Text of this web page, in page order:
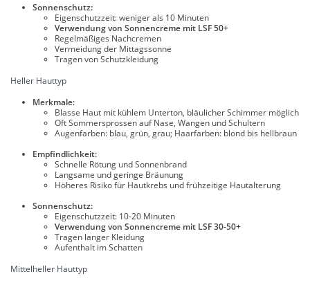
Sonnenschutz:
Eigenschutzzeit: weniger als 10 Minuten
Verwendung von Sonnencreme mit LSF 50+
Regelmäßiges Nachcremen
Vermeidung der Mittagssonne
Tragen von Schutzkleidung
Heller Hauttyp
Merkmale:
Blasse Haut mit kühlem Unterton, bläulicher Schimmer möglich
Oft Sommersprossen auf Nase, Wangen und Schultern
Augenfarben: blau, grün, grau; Haarfarben: blond bis hellbraun
Empfindlichkeit:
Schnelle Rötung und Sonnenbrand
Langsame und geringe Bräunung
Höheres Risiko für Hautkrebs und frühzeitige Hautalterung
Sonnenschutz:
Eigenschutzzeit: 10-20 Minuten
Verwendung von Sonnencreme mit LSF 30-50+
Tragen langer Kleidung
Aufenthalt im Schatten
Mittelheller Hauttyp